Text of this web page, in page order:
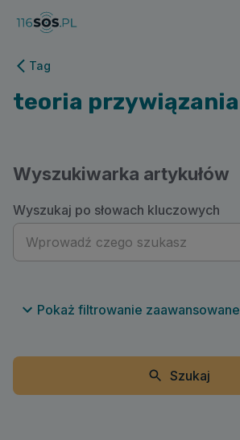
Tag
teoria przywiązania
Wyszukiwarka artykułów
Wyszukaj po słowach kluczowych
Pokaż filtrowanie zaawansowane
Szukaj
116sos.pl | teoria przywiązania